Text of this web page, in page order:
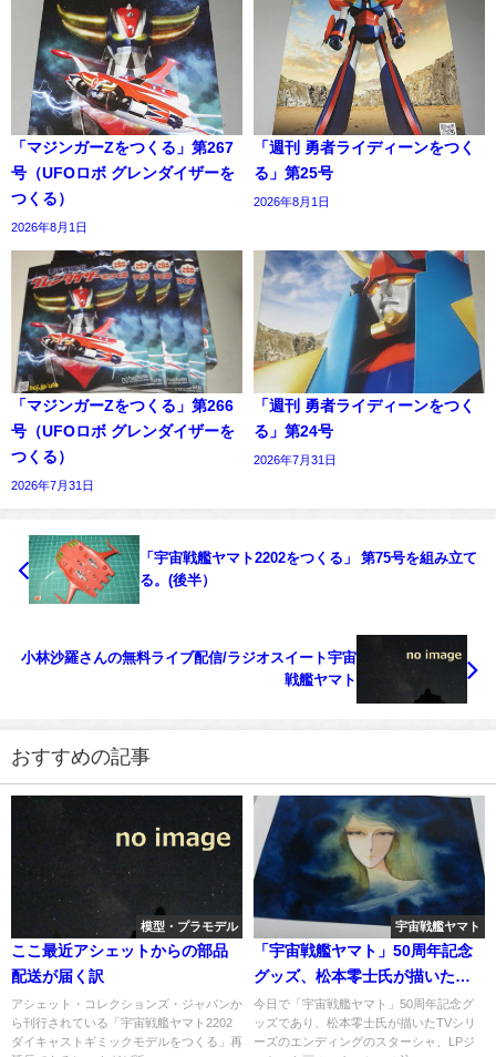
「マジンガーZをつくる」第267
号（UFOロボ グレンダイザーを
つくる）
2026年8月1日
「週刊 勇者ライディーンをつく
る」第25号
2026年8月1日
「マジンガーZをつくる」第266
号（UFOロボ グレンダイザーを
つくる）
2026年7月31日
「週刊 勇者ライディーンをつく
る」第24号
2026年7月31日
「宇宙戦艦ヤマト2202をつくる」 第75号を組み立て
る。(後半）
小林沙羅さんの無料ライブ配信/ラジオスイート宇宙
戦艦ヤマト
おすすめの記事
模型・プラモデル
ここ最近アシェットからの部品
配送が届く訳
アシェット・コレクションズ・ジャパンか
ら刊行されている「宇宙戦艦ヤマト2202
ダイキャストギミックモデルをつくる」再
宇宙戦艦ヤマト
「宇宙戦艦ヤマト」50周年記念
グッズ、松本零士氏が描いた、
スターシャの複製原画が今日締
め切り
今日で「宇宙戦艦ヤマト」50周年記念グ
ッズであり、松本零士氏が描いたTVシリ
ーズのエンディングのスターシャ、LPジ